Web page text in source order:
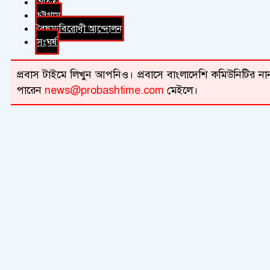
চট্টগ্রাম
বৈষম্যবিরোধী আন্দোলন
সংঘর্ষ
প্রবাস টাইমে লিখুন আপনিও। প্রবাসে বাংলাদেশি কমিউনিটির
পারেন news@probashtime.com মেইলে।